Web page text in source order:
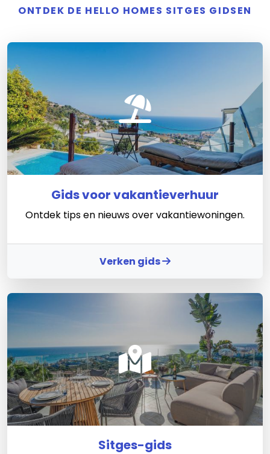
ONTDEK DE HELLO HOMES SITGES GIDSEN
Gids voor vakantieverhuur
Ontdek tips en nieuws over vakantiewoningen.
Verken gids
Sitges-gids